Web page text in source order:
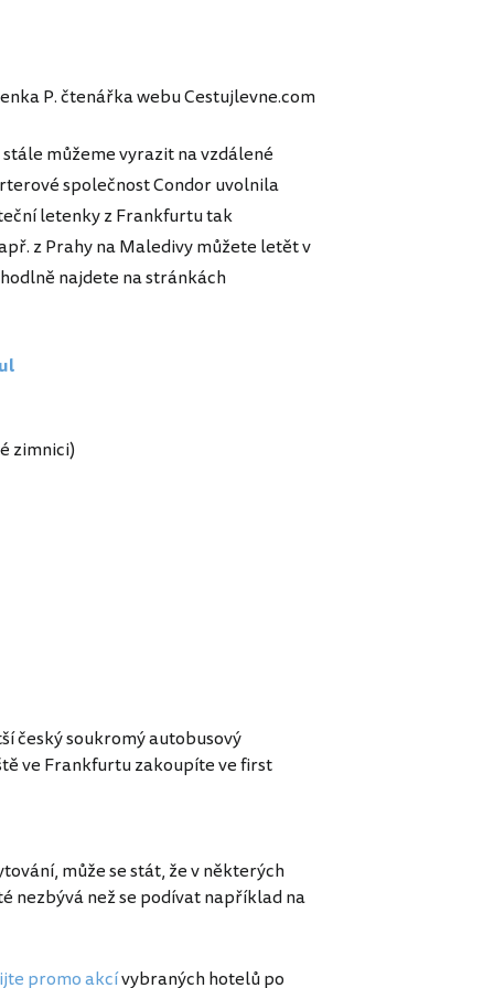
P. čtenářka webu Cestujlevne.com
můžeme vyrazit na vzdálené
společnost Condor uvolnila
letenky z Frankfurtu tak
z Prahy na Maledivy můžete letět v
najdete na stránkách
zimnici)
český soukromý autobusový
ve Frankfurtu zakoupíte ve first
může se stát, že v některých
nezbývá než se podívat například na
promo akcívybraných hotelů po